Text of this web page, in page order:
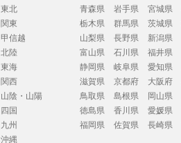
東北
青森県 岩手県 宮城県
関東
栃木県 群馬県 茨城県
甲信越
山梨県 長野県
新潟県
北陸
富山県 石川県
福井県
東海
静岡県 岐阜県 愛知県
関西
滋賀県 京都府 大阪府
山陰・山陽
鳥取県 島根県 岡山県
四国
徳島県 香川県 愛媛県
九州
福岡県 佐賀県 長崎県
沖縄